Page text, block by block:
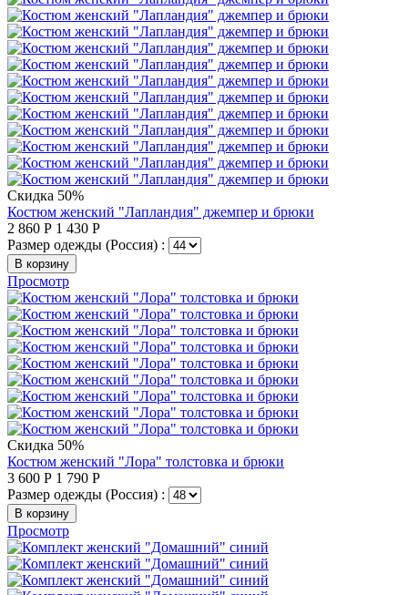
Скидка 50%
Костюм женский "Лапландия" джемпер и брюки
2 860 Р 1 430 Р
Размер одежды (Россия) :
В корзину
Просмотр
Скидка 50%
Костюм женский "Лора" толстовка и брюки
3 600 Р 1 790 Р
Размер одежды (Россия) :
В корзину
Просмотр